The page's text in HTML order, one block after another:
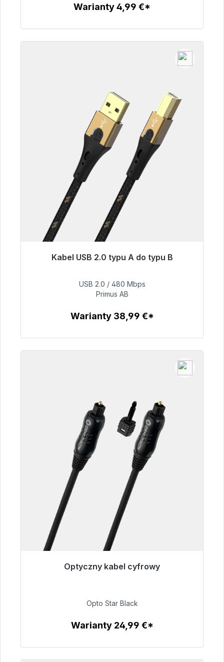
Warianty 4,99 €*
Kabel USB 2.0 typu A do typu B
Gotowy do natychmiastowej wysyłki, czas
76,99 €
USB 2.0 / 480 Mbps
Primus AB
Warianty 38,99 €*
Optyczny kabel cyfrowy
Gotowy do natychmiastowej wysyłki, czas
93,00 €
Opto Star Black
Warianty 24,99 €*